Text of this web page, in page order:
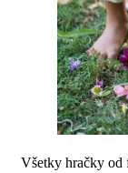
Všetky hračky od